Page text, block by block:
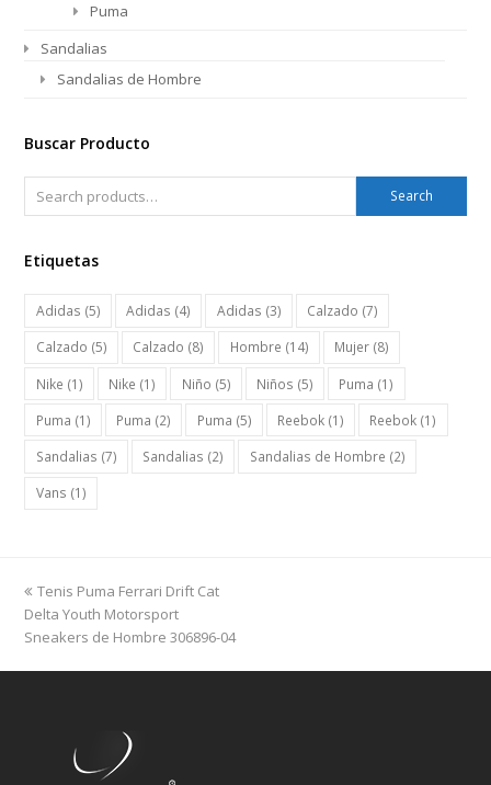
Puma
Sandalias
Sandalias de Hombre
Buscar Producto
Search
Etiquetas
Adidas (5) Adidas (4) Adidas (3) Calzado (7)
Calzado (5) Calzado (8) Hombre (14) Mujer(8)
Nike (1) Nike (1) Niño (5) Niños (5) Puma (1)
Puma (1) Puma (2) Puma (5) Reebok(1) Reebok (1)
Sandalias (7) Sandalias (2) Sandalias de Hombre (2)
Vans (1)
previous
post:
Tenis Puma Ferrari Drift Cat
Delta Youth Motorsport
Sneakers de Hombre 306896-04